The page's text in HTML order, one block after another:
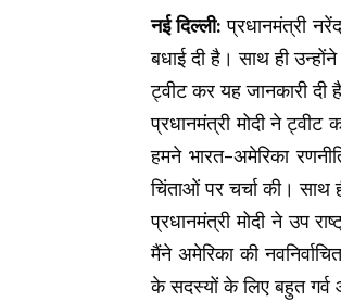
नई दिल्ली: प्रधानमंत्री
बधाई दी है। साथ ही
ट्वीट कर यह जानकारी दी
प्रधानमंत्री मोदी ने ट्वीट
हमने भारत-अमेरिका
चिंताओं पर चर्चा की। साथ
प्रधानमंत्री मोदी ने उप
मैंने अमेरिका की
के सदस्यों के लिए बहुत गर्व